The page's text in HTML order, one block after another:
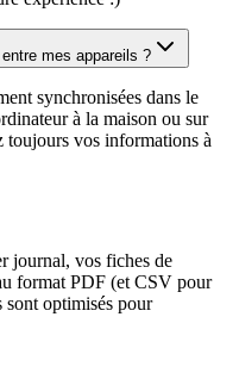
mes appareils ?
synchronisées dans le
à la maison ou sur
toujours vos informations à
journal, vos fiches de
format PDF (et CSV pour
sont optimisés pour